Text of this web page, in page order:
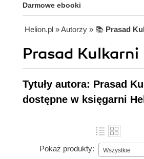
Darmowe ebooki
Helion.pl » Autorzy » 📚 Prasad
Prasad
Tytuły autora: Prasad
dostępne w księgarni
Pokaż produkty: Wszystkie